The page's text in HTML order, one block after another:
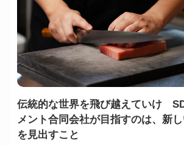
伝統的な世界を飛び越えていけ
メント合同会社が目指すのは、新
を見出すこと